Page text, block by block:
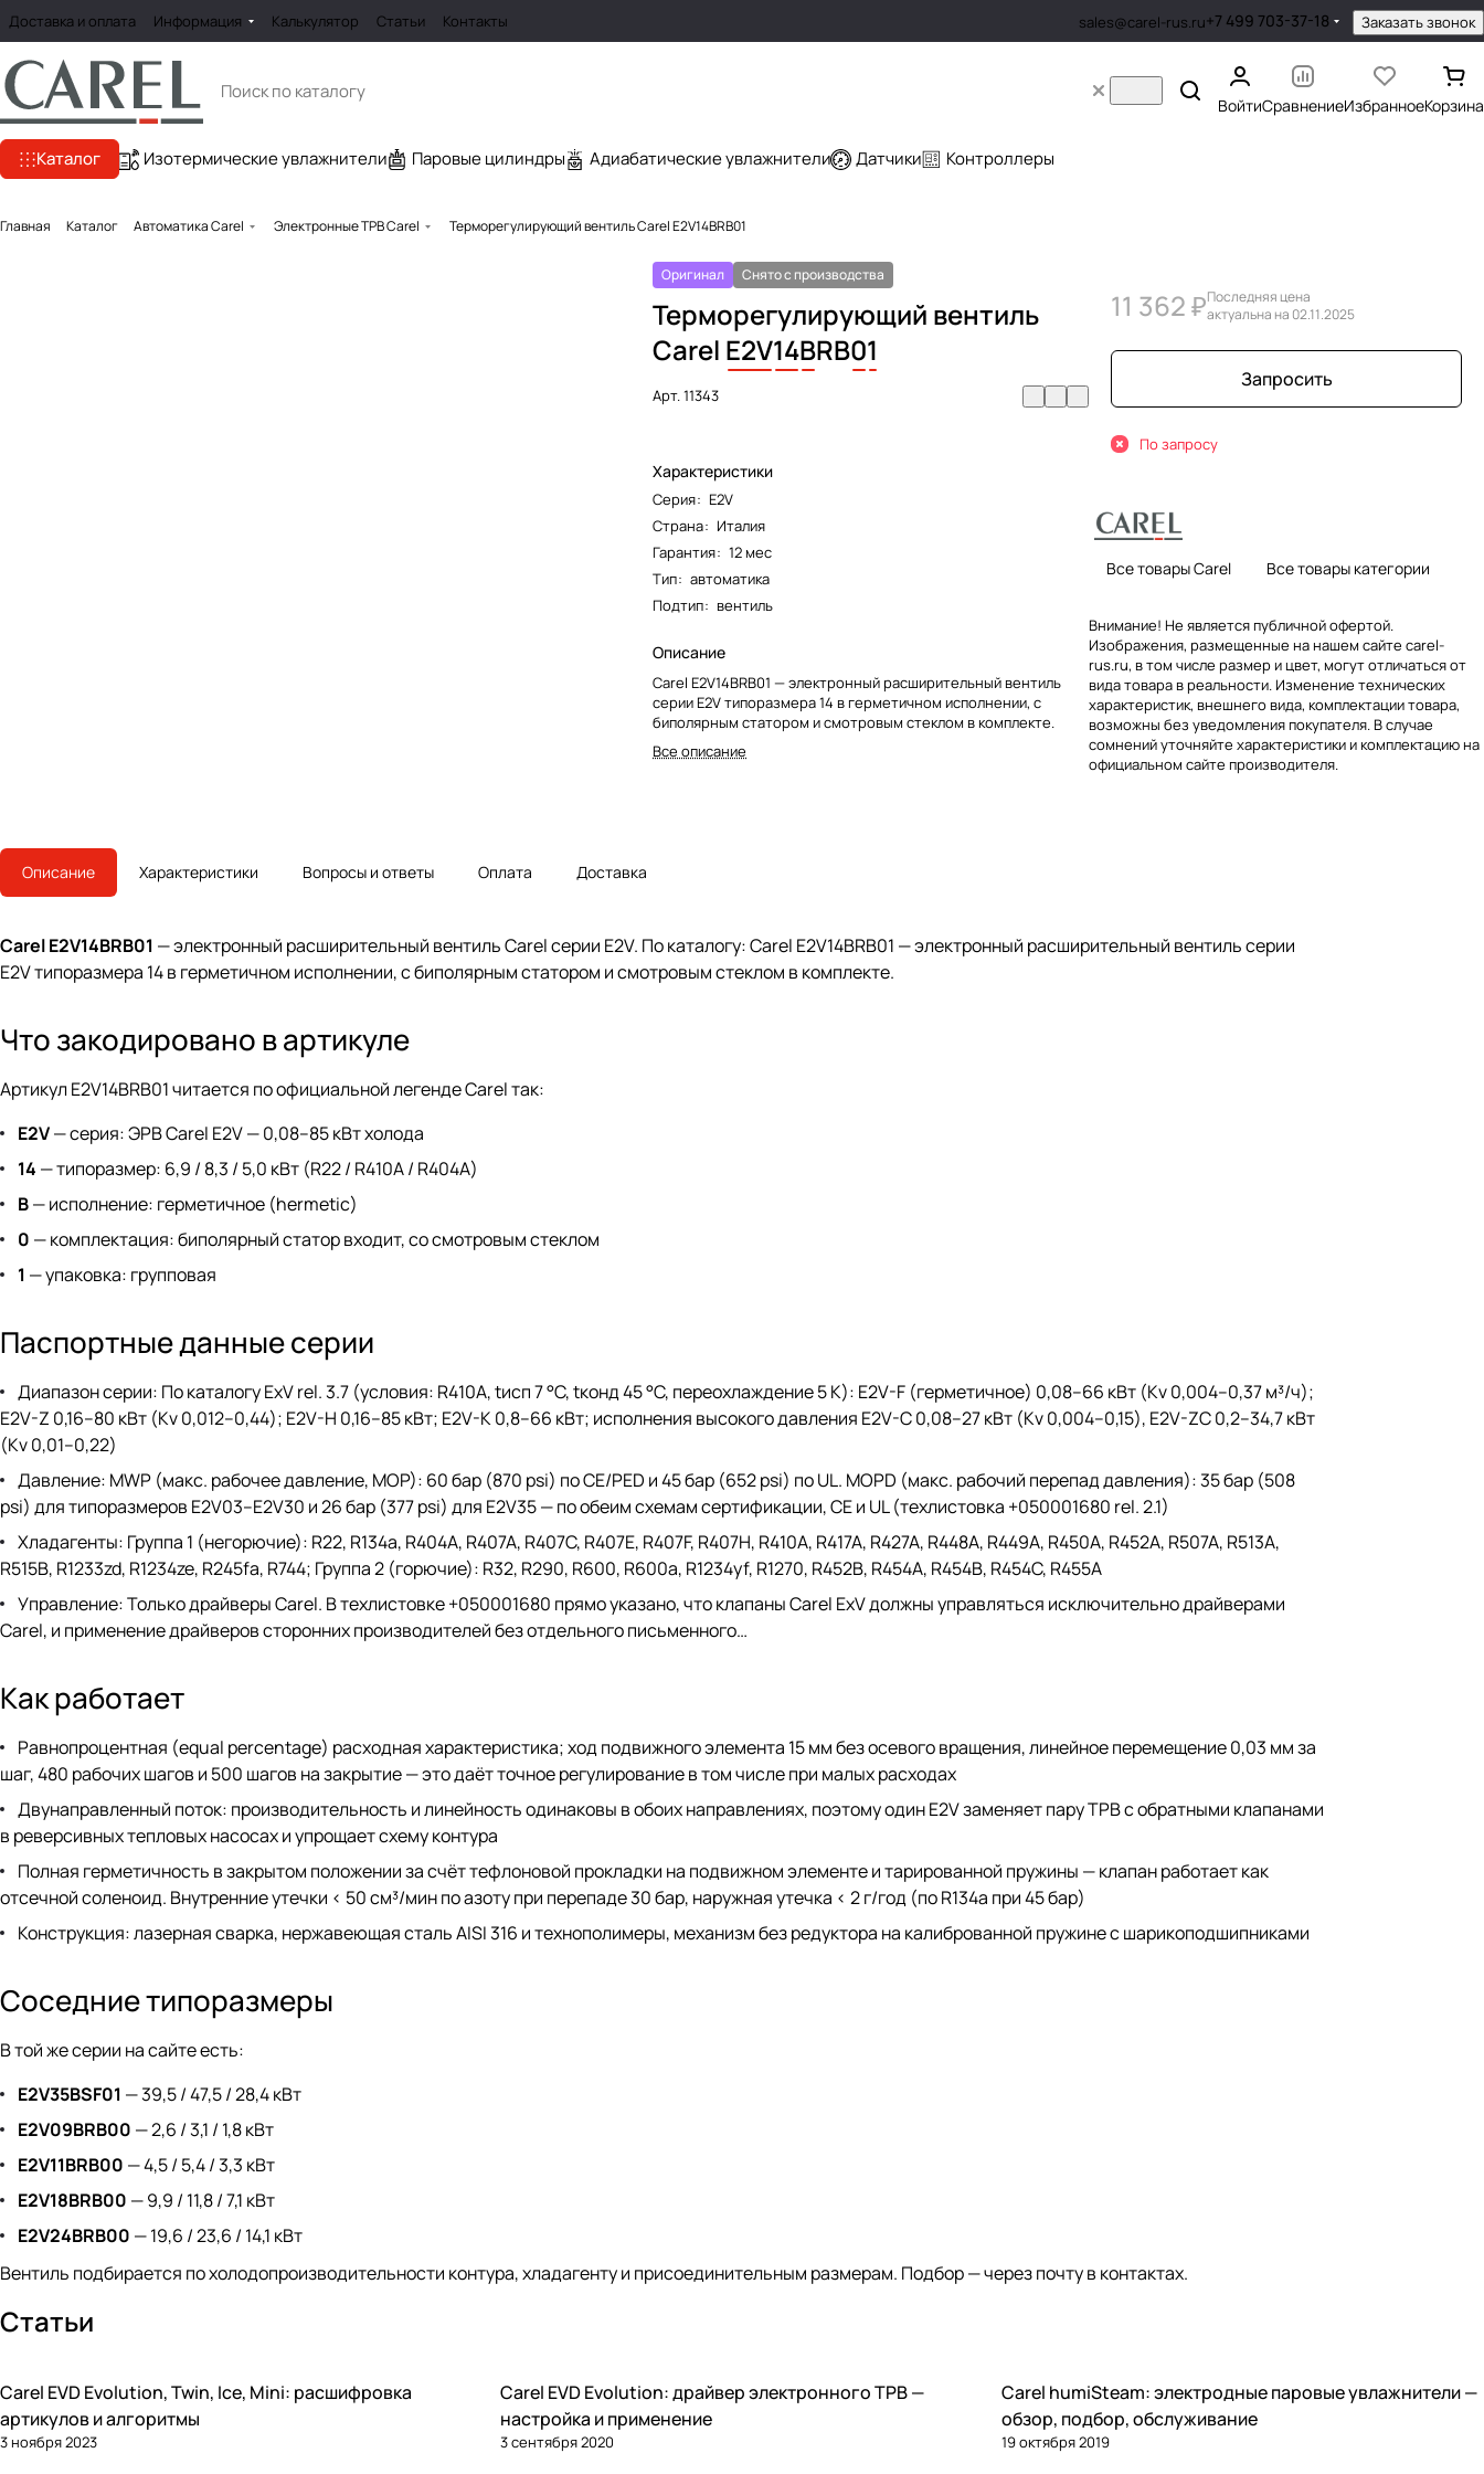
Доставка и оплата Информация Калькулятор Статьи Контакты sales@carel-rus.ru+7 499 703-37-18 Заказать звонок
ВойтиСравнениеИзбранноеКорзина
Каталог Изотермические увлажнители Паровые цилиндры Адиабатические увлажнители Датчики Контроллеры
Главная Каталог Автоматика Carel Электронные ТРВ Carel Терморегулирующий вентиль Carel E2V14BRB01
Оригинал Снято с производства
Терморегулирующий вентиль
Carel E2V14BRB01
Арт.11343
Характеристики
Серия: E2V
Страна: Италия
Гарантия: 12 мес
Тип: автоматика
Подтип: вентиль
Описание
Carel E2V14BRB01 — электронный расширительный вентиль
серии E2V типоразмера 14 в герметичном исполнении, с
биполярным статором и смотровым стеклом в комплекте.
Все описание
11 362 ₽Последняя цена
актуальна на 02.11.2025
Запросить
По запросу
Все товары Carel Все товары категории
Внимание! Не является публичной офертой.
Изображения, размещенные на нашем сайте carel-
rus.ru, в том числе размер и цвет, могут отличаться от
вида товара в реальности. Изменение технических
характеристик, внешнего вида, комплектации товара,
возможны без уведомления покупателя. В случае
сомнений уточняйте характеристики и комплектацию на
официальном сайте производителя.
Описание Характеристики Вопросы и ответы Оплата Доставка
Carel E2V14BRB01 — электронный расширительный вентиль Carel серии E2V. По каталогу: Carel E2V14BRB01 — электронный расширительный вентиль серии
E2V типоразмера 14 в герметичном исполнении, с биполярным статором и смотровым стеклом в комплекте.
Что закодировано в артикуле
Артикул E2V14BRB01 читается по официальной легенде Carel так:
E2V— серия: ЭРВ Carel E2V — 0,08–85 кВт холода
14 — типоразмер: 6,9 / 8,3 / 5,0 кВт (R22 / R410A / R404A)
B— исполнение: герметичное (hermetic)
0 — комплектация: биполярный статор входит, со смотровым стеклом
1 — упаковка: групповая
Паспортные данные серии
Диапазон серии: По каталогу ExV rel. 3.7 (условия: R410A, tисп 7 °C, tконд 45 °C, переохлаждение 5 K): E2V-F (герметичное) 0,08–66 кВт (Kv 0,004–0,37 м³/ч);
E2V-Z 0,16–80 кВт (Kv 0,012–0,44); E2V-H 0,16–85 кВт; E2V-K 0,8–66 кВт; исполнения высокого давления E2V-C 0,08–27 кВт (Kv 0,004–0,15), E2V-ZC 0,2–34,7 кВт
(Kv 0,01–0,22)
Давление: MWP (макс. рабочее давление, MOP): 60 бар (870 psi) по CE/PED и 45 бар (652 psi) по UL. MOPD (макс. рабочий перепад давления): 35 бар (508
psi) для типоразмеров E2V03–E2V30 и 26 бар (377 psi) для E2V35 — по обеим схемам сертификации, CE и UL (техлистовка +050001680 rel. 2.1)
Хладагенты: Группа 1 (негорючие): R22, R134a, R404A, R407A, R407C, R407E, R407F, R407H, R410A, R417A, R427A, R448A, R449A, R450A, R452A, R507A, R513A,
R515B, R1233zd, R1234ze, R245fa, R744; Группа 2 (горючие): R32, R290, R600, R600a, R1234yf, R1270, R452B, R454A, R454B, R454C, R455A
Управление: Только драйверы Carel. В техлистовке +050001680 прямо указано, что клапаны Carel ExV должны управляться исключительно драйверами
Carel, и применение драйверов сторонних производителей без отдельного письменного…
Как работает
Равнопроцентная (equal percentage) расходная характеристика; ход подвижного элемента 15 мм без осевого вращения, линейное перемещение 0,03 мм за
шаг, 480 рабочих шагов и 500 шагов на закрытие — это даёт точное регулирование в том числе при малых расходах
Двунаправленный поток: производительность и линейность одинаковы в обоих направлениях, поэтому один E2V заменяет пару ТРВ с обратными клапанами
в реверсивных тепловых насосах и упрощает схему контура
Полная герметичность в закрытом положении за счёт тефлоновой прокладки на подвижном элементе и тарированной пружины — клапан работает как
отсечной соленоид. Внутренние утечки < 50 см³/мин по азоту при перепаде 30 бар, наружная утечка < 2 г/год (по R134a при 45 бар)
Конструкция: лазерная сварка, нержавеющая сталь AISI 316 и технополимеры, механизм без редуктора на калиброванной пружине с шарикоподшипниками
Соседние типоразмеры
В той же серии на сайте есть:
E2V35BSF01 — 39,5 / 47,5 / 28,4 кВт
E2V09BRB00 — 2,6 / 3,1 / 1,8 кВт
E2V11BRB00 — 4,5 / 5,4 / 3,3 кВт
E2V18BRB00 — 9,9 / 11,8 / 7,1 кВт
E2V24BRB00 — 19,6 / 23,6 / 14,1 кВт
Вентиль подбирается по холодопроизводительности контура, хладагенту и присоединительным размерам. Подбор — через почту в контактах.
Статьи
Автоматика и контроллеры
Carel EVD Evolution, Twin, Ice, Mini: расшифровка
артикулов и алгоритмы
3 ноября 2023
Автоматика и контроллеры
Carel EVD Evolution: драйвер электронного ТРВ —
настройка и применение
3 сентября 2020
Увлажнение
Carel humiSteam: электродные паровые увлажнители —
обзор, подбор, обслуживание
19 октября 2019